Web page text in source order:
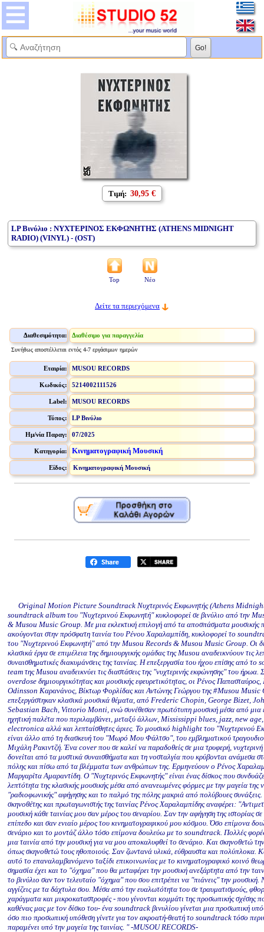
Τιμή: 30,95 €
LP Βινύλιο : ΝΥΧΤΕΡΙΝΟΣ ΕΚΦΩΝΗΤΗΣ (ATHENS MIDNIGHT
RADIO) (VINYL) - (OST)
Top Νέο
Δείτε τα περιεχόμενα
Διαθεσιμότητα: Διαθέσιμο για παραγγελία
Συνήθως αποστέλλεται εντός 4-7 εργάσιμων ημερών
Εταιρία: MUSOU RECORDS
Κωδικός: 5214002111526
Label: MUSOU RECORDS
Τύπος: LP Βινύλιο
Ημ/νία Παραγ: 07/2025
Κατηγορία: Κινηματογραφική Μουσική
Είδος: Κινηματογραφική Μουσική
Original Motion Picture Soundtrack Νυχτερινός Εκφωνητής (Athens
soundtrack album του "Νυχτερινού Εκφωνητή" κυκλοφορεί σε βινύλιο από την
& Musou Music Group. Με μια εκλεκτική επιλογή από τα αποσπάσματα μουσικής
ακούγονται στην πρόσφατη ταινία του Ρένου Χαραλαμπίδη, κυκλοφορεί το
του "Νυχτερινού Εκφωνητή" από την Musou Records & Musou Music Group. Οι
κλασικά έργα σε επιμέλεια της δημιουργικής ομάδας της Musou αναδεικνύουν τις
συναισθηματικές διακυμάνσεις της ταινίας. Η επεξεργασία του ήχου επίσης από
team της Musou αναδεικνύει τις διαστάσεις της "νυχτερινής εκφώνησης" του ήρωα.
overdose δημιουργικότητας και μουσικής εφευρετικότητας, οι Ρένος
Odinsson Καρανάνος, Βίκτωρ Φορλίδας και Αντώνης Γεώργου της #Musou Music
επεξεργάστηκαν κλασικά μουσικά θέματα, από Frederic Chopin, George Bizet,
Sebastian Bach, Vittorio Monti, ενώ συνέθεσαν πρωτότυπη μουσική μέσα από μια
ηχητική παλέτα που περιλαμβάνει, μεταξύ άλλων, Mississippi blues, jazz, new
electronica αλλά και λεπταίσθητες άριες. Το μουσικό highlight του "Νυχτερινού
είναι άλλο από τη διασκευή του "Μωρό Μου Φάλτσο", του εμβληματικού
Μιχάλη Ρακιντζή. Ένα cover που σε καλεί να παραδοθείς σε μια τρυφερή, νυχτερινή
δονείται από τα μυστικά συναισθήματα και τη νοσταλγία που κρύβονται ανάμεσα
πόλης και πίσω από τα βλέμματα των ανθρώπων της. Ερμηνεύουν ο Ρένος
Μαργαρίτα Αμαραντίδη. Ο "Νυχτερινός Εκφωνητής" είναι ένας δίσκος που
λεπτότητα της κλασικής μουσικής μέσα από ανανεωμένες φόρμες με την μαγεία της
"ραδιοφωνικής" αφήγησης και το παλμό της πόλης μακριά από πολύβουες
σκηνοθέτης και πρωταγωνιστής της ταινίας Ρένος Χαραλαμπίδης αναφέρει:
μουσική κάθε ταινίας μου σαν μέρος του σεναρίου. Σαν την αφήγηση της ιστορίας σε
επίπεδο και σαν ενιαίο μέρος του κινηματογραφικού μου κόσμου. Όσο επίμονα
σενάριο και το μοντάζ άλλο τόσο επίμονα δουλεύω με το soundtrack. Πολλές
μια ταινία από την μουσική για να μου αποκαλυφθεί το σενάριο. Και σκηνοθετώ
όπως σκηνοθετώ τους ηθοποιούς. Σαν ζωντανά υλικά, εύθραυστα και πολύπλοκα.
αυτό το επαναλαμβανόμενο ταξίδι επικοινωνίας με το κινηματογραφικό κοινό
σημασία έχει και το "όχημα" που θα μεταφέρει την μουσική ανεξάρτητα από την
το βινύλιο σαν τον τελευταίο "όχημα" που σου επιτρέπει να "πιάνεις" την μουσική.
αγγίζεις με τα δάχτυλα σου. Μέσα από την ευαλωτότητα του σε τραυματισμούς,
χαράγματα και μικροκαταστροφές - που γίνονται κομμάτι της προσωπικής σχέσης
καθένας μας με τον δίσκο του- ένα soundtrack βινυλίου γίνεται μια προσωπική
όσο πιο προσωπική υπόθεση γίνετε για τον ακροατή-θεατή το soundtrack τόσο
παραμένει υπό την μαγεία της ταινίας. " -MUSOU RECORDS-